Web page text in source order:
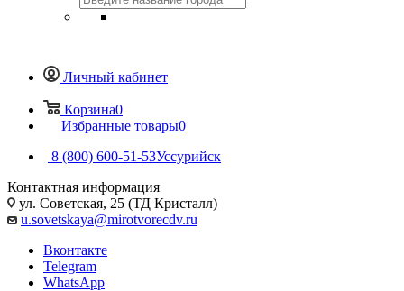
Личный кабинет
Корзина0
Избранные товары0
8 (800) 600-51-53Уссурийск
Контактная информация
ул. Советская, 25 (ТД Кристалл)
u.sovetskaya@mirotvorecdv.ru
Вконтакте
Telegram
WhatsApp